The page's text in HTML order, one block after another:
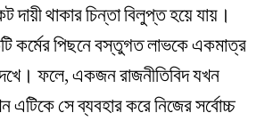
দায়ী থাকার চিন্তা বিলুপ্ত হয়ে যায়।
কর্মের পিছনে বস্তুগত লাভকে একমাত্র
ফলে, একজন রাজনীতিবিদ যখন
সে ব্যবহার করে নিজের সর্বোচ্চ